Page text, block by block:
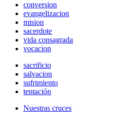
conversion
evangelizacion
mision
sacerdote
vida consagrada
vocacion
sacrificio
salvacion
sufrimiento
tentación
Nuestras cruces